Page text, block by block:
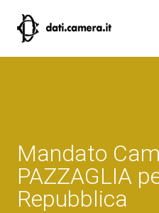
Mandato
PAZZAGLIA
Repubblica